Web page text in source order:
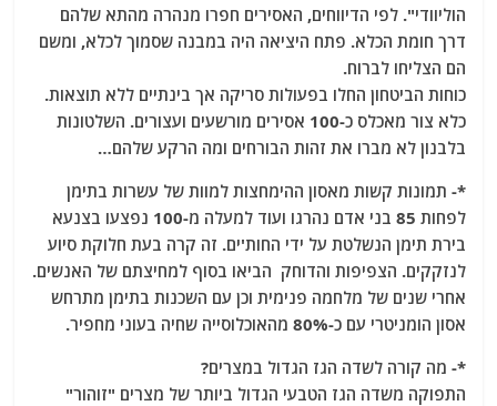
הוליוודי". לפי הדיווחים, האסירים חפרו מנהרה מהתא שלהם
דרך חומת הכלא. פתח היציאה היה במבנה שסמוך לכלא, ומשם
הם הצליחו לברוח.
כוחות הביטחון החלו בפעולות סריקה אך בינתיים ללא תוצאות.
כלא צור מאכלס כ-100 אסירים מורשעים ועצורים. השלטונות
בלבנון לא מברו את זהות הבורחים ומה הרקע שלהם…
*- תמונות קשות מאסון ההימחצות למוות של עשרות בתימן
לפחות 85 בני אדם נהרגו ועוד למעלה מ-100 נפצעו בצנעא
בירת תימן הנשלטת על ידי החות'ים. זה קרה בעת חלוקת סיוע
לנזקקים. הצפיפות והדוחק הביאו בסוף למחיצתם של האנשים.
אחרי שנים של מלחמה פנימית וכן עם השכנות בתימן מתרחש
אסון הומניטרי עם כ-80% מהאוכלוסייה שחיה בעוני מחפיר.
*- מה קורה לשדה הגז הגדול במצרים?
התפוקה משדה הגז הטבעי הגדול ביותר של מצרים "זוהור"